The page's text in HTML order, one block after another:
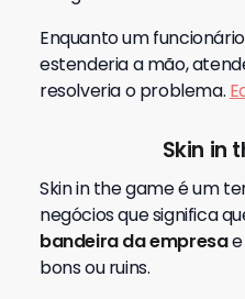
Enquanto um
estenderia a mão,
resolveria o problema.
Skin in
Skin in the game é um
negócios que significa
bandeira da empresae
bons ou ruins.